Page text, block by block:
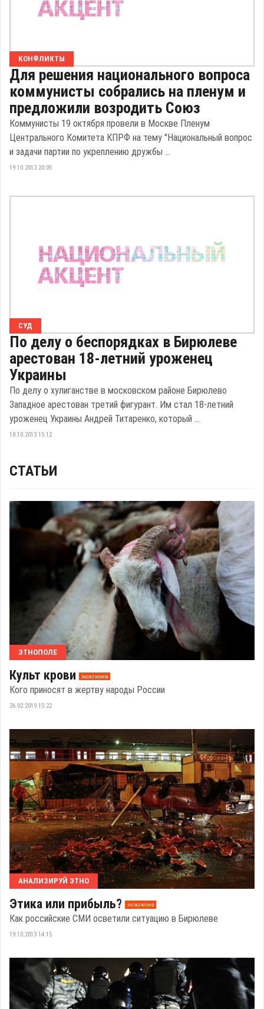
КОНФЛИКТЫ
Для решения национального вопроса
коммунисты собрались на пленум и
предложили возродить Союз
Коммунисты 19 октября провели в Москве Пленум
Центрального Комитета КПРФ на тему "Национальный вопрос
и задачи партии по укреплению дружбы ...
19.10.2013 20:05
СУД
По делу о беспорядках в Бирюлеве
арестован 18-летний уроженец
Украины
По делу о хулиганстве в московском районе Бирюлево
Западное арестован третий фигурант. Им стал 18-летний
уроженец Украины Андрей Титаренко, который ...
18.10.2013 15:12
СТАТЬИ
ЭТНОПОЛЕ
Культ крови эксклюзив
Кого приносят в жертву народы России
26.02.2019 15:22
АНАЛИЗИРУЙ ЭТНО
Этика или прибыль? эксклюзив
Как российские СМИ осветили ситуацию в Бирюлеве
19.10.2013 14:15